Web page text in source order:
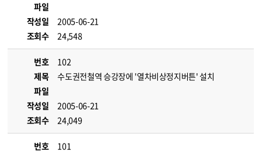
파일
작성일
2005-06-21
조회수
24,548
번호
102
제목
수도권전철역 승강장에 '열차비상정지버튼' 설치
파일
작성일
2005-06-21
조회수
24,049
번호
101